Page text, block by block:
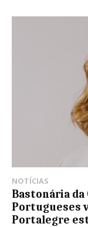
NOTÍCIAS
Bastonária da
Portugueses
Portalegre